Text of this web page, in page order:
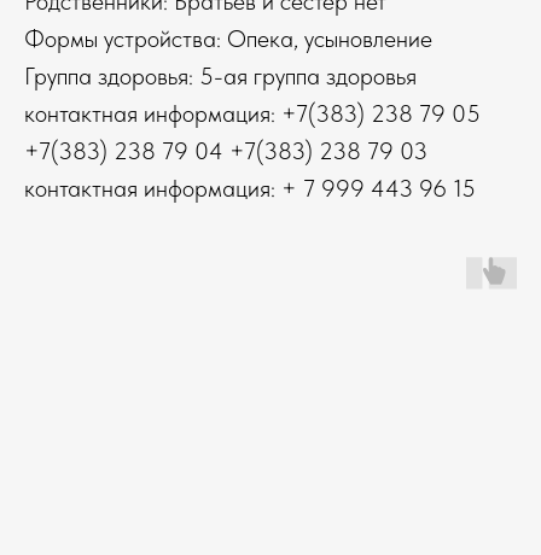
Формы устройства: Опека, усыновление
Группа здоровья: 5-ая группа здоровья
контактная информация: +7(383) 238 79 05
+7(383) 238 79 04 +7(383) 238 79 03
контактная информация: + 7 999 443 96 15